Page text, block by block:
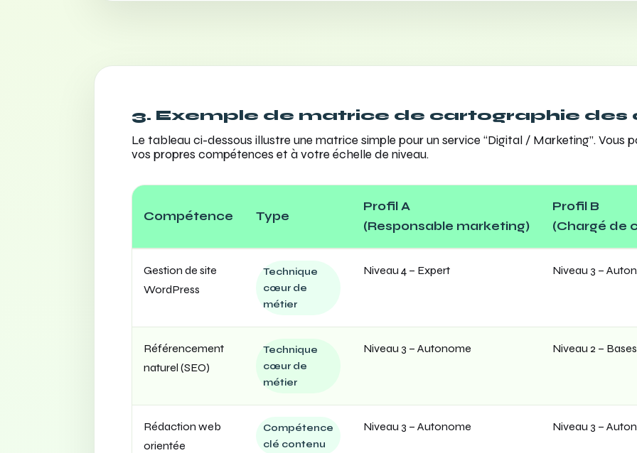
3. Exemple de matrice de cartographie
Le tableau ci-dessous illustre une matrice simple pour un service “Digital / Marketing”. Vous
vos propres compétences et à votre échelle de niveau.
Compétence Type
Profil A
(Responsable marketing)
Profil B
(Chargé de
Gestion de site
WordPress
Technique
cœur de
métier
Niveau 4 – Expert Niveau 3 –
Référencement
naturel (SEO)
Technique
cœur de
métier
Niveau 3 – Autonome Niveau 2 –
Rédaction web
orientée
Compétence
clé contenu
Niveau 3 – Autonome Niveau 3 –